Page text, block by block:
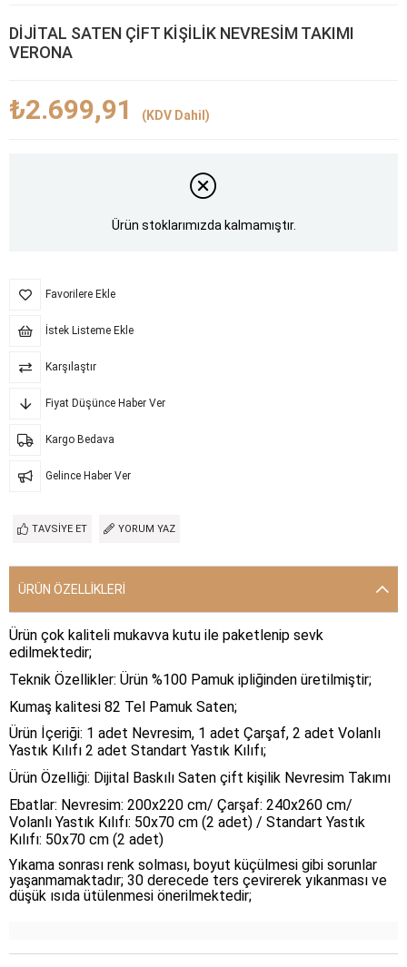
DİJİTAL SATEN ÇİFT KİŞİLİK NEVRESİM TAKIMI
VERONA
₺2.699,91 (KDV Dahil)
Ürün stoklarımızda kalmamıştır.
Favorilere Ekle
İstek Listeme Ekle
Karşılaştır
Fiyat Düşünce Haber Ver
Kargo Bedava
Gelince Haber Ver
TAVSIYE ET YORUM YAZ
ÜRÜN ÖZELLIKLERI
Ürün çok kaliteli mukavva kutu ile paketlenip sevk
edilmektedir;
Teknik Özellikler: Ürün %100 Pamuk ipliğinden üretilmiştir;
Kumaş kalitesi 82 Tel Pamuk Saten;
Ürün İçeriği: 1 adet Nevresim, 1 adet Çarşaf, 2 adet Volanlı
Yastık Kılıfı 2 adet Standart Yastık Kılıfı;
Ürün Özelliği: Dijital Baskılı Saten çift kişilik Nevresim Takımı
Ebatlar: Nevresim: 200x220 cm/ Çarşaf: 240x260 cm/
Volanlı Yastık Kılıfı: 50x70 cm (2 adet) / Standart Yastık
Kılıfı: 50x70 cm (2 adet)
Yıkama sonrası renk solması, boyut küçülmesi gibi sorunlar
yaşanmamaktadır; 30 derecede ters çevirerek yıkanması ve
düşük ısıda ütülenmesi önerilmektedir;